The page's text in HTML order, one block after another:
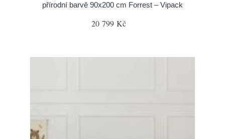
přírodní barvě 90x200 cm Forrest – Vipack
20 799 Kč